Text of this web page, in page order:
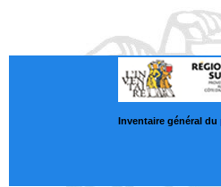
Inventaire général du